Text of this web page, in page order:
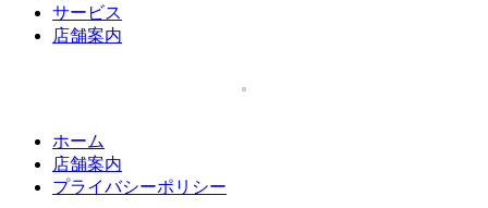
サービス
店舗案内
ホーム
店舗案内
プライバシーポリシー